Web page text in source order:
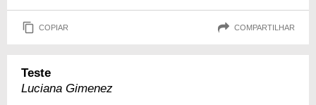
COPIAR COMPARTILHAR
Teste
Luciana Gimenez